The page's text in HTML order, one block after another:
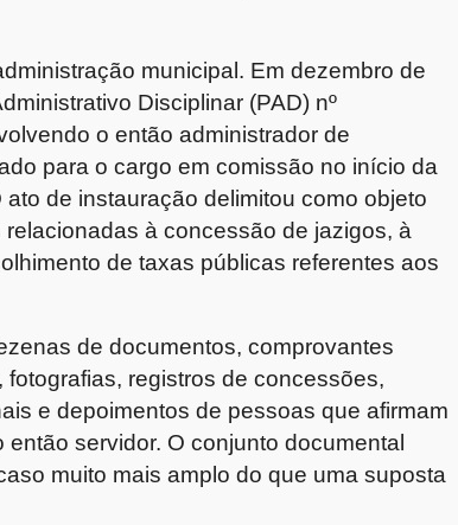
municipal. Em dezembro de
Disciplinar (PAD) nº
o então administrador de
para o cargo em comissão no início da
de instauração delimitou como objeto
à concessão de jazigos, à
de taxas públicas referentes aos
de documentos, comprovantes
registros de concessões,
e depoimentos de pessoas que afirmam
servidor. O conjunto documental
muito mais amplo do que uma suposta